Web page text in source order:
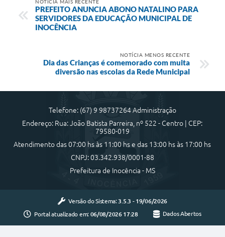
NOTÍCIA MAIS RECENTE
PREFEITO ANUNCIA ABONO NATALINO PARA
SERVIDORES DA EDUCAÇÃO MUNICIPAL DE
INOCÊNCIA
NOTÍCIA MENOS RECENTE
Dia das Crianças é comemorado com muita
diversão nas escolas da Rede Municipal
Telefone: (67) 9 98737264 Administração
Endereço: Rua: João Batista Parreira, nº 522 - Centro | CEP:
79580-019
Atendimento das 07:00 hs às 11:00 hs e das 13:00 hs às 17:00 hs
CNPJ: 03.342.938/0001-88
Prefeitura de Inocência - MS
Versão do Sistema: 3.5.3 - 19/06/2026
Portal atualizado em: 06/08/2026 17:28 Dados Abertos